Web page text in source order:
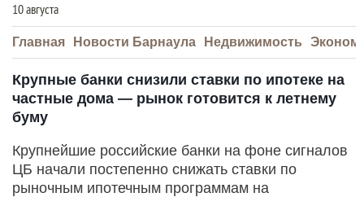
10 августа
Главная Новости Барнаула Недвижимость
Крупные банки снизили ставки по ипотеке на
частные дома — рынок готовится к летнему
буму
Крупнейшие российские банки на фоне сигналов
ЦБ начали постепенно снижать ставки по
рыночным ипотечным программам на